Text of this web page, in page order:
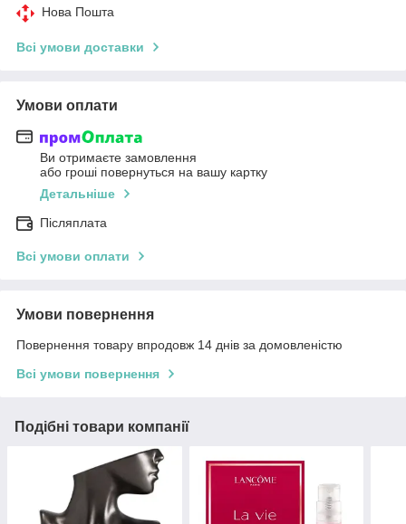
Нова Пошта
Всі умови доставки
Умови оплати
Ви отримаєте замовлення
або гроші повернуться на вашу картку
Детальніше
Післяплата
Всі умови оплати
Умови повернення
Повернення товару впродовж 14 днів за домовленістю
Всі умови повернення
Подібні товари компанії